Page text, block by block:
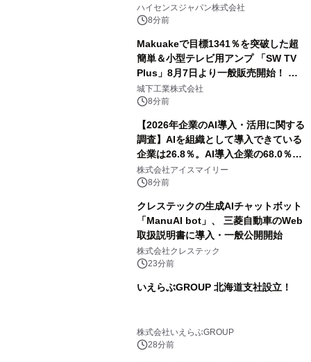
ハイセンスジャパン株式会社
8分前
Makuakeで目標1341％を突破した超
簡単＆小型テレビ用アンプ 「SW TV
Plus」8月7日より一般販売開始！ ケ
ーブル1本つなぐだけ、テレビの音が
ぐっと豊かに
城下工業株式会社
8分前
【2026年企業のAI導入・活用に関する
調査】AIを組織として導入できている
企業は26.8％。AI導入企業の68.0％
が、自社でのAI導入・活用は「上手く
いっている」と回答
株式会社アイスマイリー
8分前
クレステックの生成AIチャットボット
「ManuAI bot」、 三菱自動車のWeb
取扱説明書に導入・一般公開開始
株式会社クレステック
23分前
いえらぶGROUP 北海道支社設立！
株式会社いえらぶGROUP
28分前